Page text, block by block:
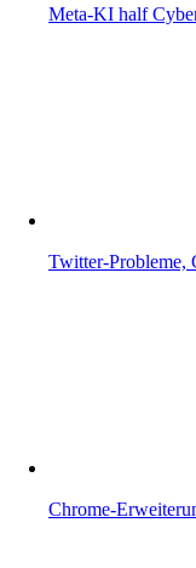
Meta-KI half
Twitter-
Chrome-